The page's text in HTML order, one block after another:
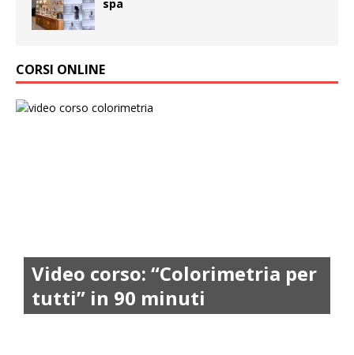
spa
CORSI ONLINE
Video corso: “Colorimetria per
tutti” in 90 minuti